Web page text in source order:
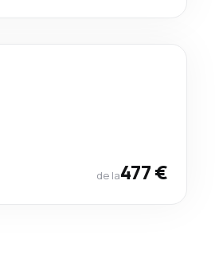
de la477 €